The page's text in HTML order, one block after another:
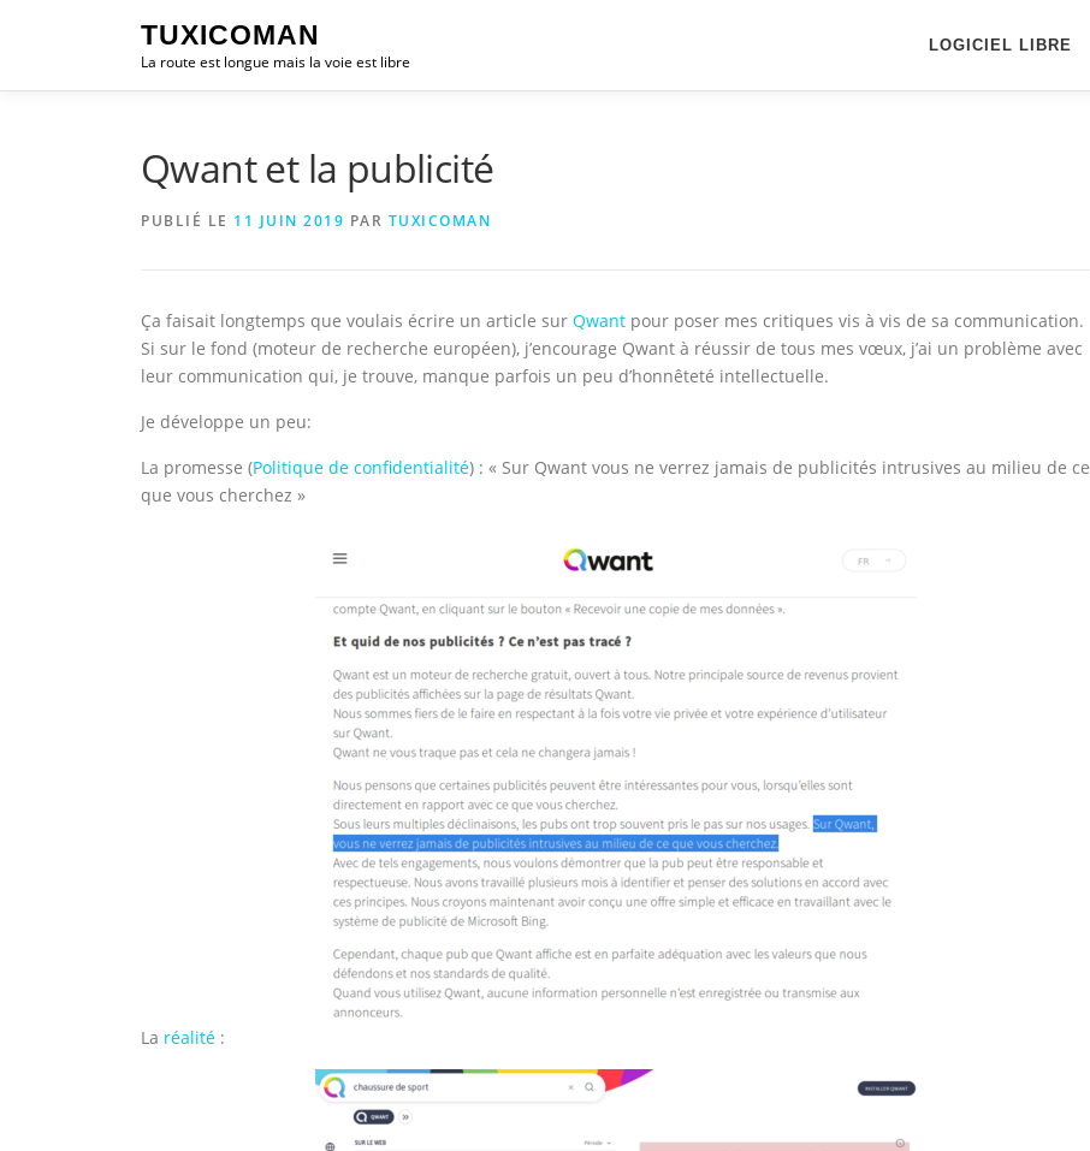
TUXICOMAN
La route est longue mais la voie est libre
LOGICIEL LIBRE
Qwant et la publicité
PUBLIÉ LE 11 JUIN 2019 PAR TUXICOMAN
Ça faisait longtemps que voulais écrire un article sur Qwant pour poser mes critiques vis à vis de sa communication.
Si sur le fond (moteur de recherche européen), j’encourage Qwant à réussir de tous mes vœux, j’ai un problème avec
leur communication qui, je trouve, manque parfois un peu d’honnêteté intellectuelle.
Je développe un peu:
La promesse (Politique de confidentialité) : « Sur Qwant vous ne verrez jamais de publicités intrusives au milieu de ce
que vous cherchez »
La réalité :